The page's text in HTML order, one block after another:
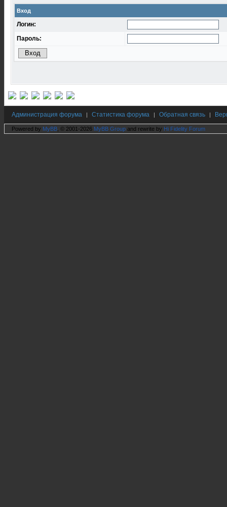
Вход
Логин:
Пароль:
Администрация форума | Статистика форума | Обратная связь |
Powered by MyBB , © 2001-2026 MyBB Group and rewrite by Hi Fidelity Forum